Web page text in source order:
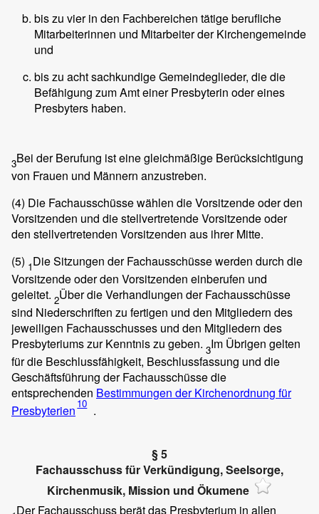
bis zu vier in den Fachbereichen tätige berufliche
Mitarbeiterinnen und Mitarbeiter der Kirchengemeinde
und
bis zu acht sachkundige Gemeindeglieder, die die
Befähigung zum Amt einer Presbyterin oder eines
Presbyters haben.
3Bei der Berufung ist eine gleichmäßige Berücksichtigung
von Frauen und Männern anzustreben.
(4) Die Fachausschüsse wählen die Vorsitzende oder den
Vorsitzenden und die stellvertretende Vorsitzende oder
den stellvertretenden Vorsitzenden aus ihrer Mitte.
(5) 1Die Sitzungen der Fachausschüsse werden durch die
Vorsitzende oder den Vorsitzenden einberufen und
geleitet. 2Über die Verhandlungen der Fachausschüsse
sind Niederschriften zu fertigen und den Mitgliedern des
jeweiligen Fachausschusses und den Mitgliedern des
Presbyteriums zur Kenntnis zu geben. 3Im Übrigen gelten
für die Beschlussfähigkeit, Beschlussfassung und die
Geschäftsführung der Fachausschüsse die
entsprechenden Bestimmungen der Kirchenordnung für
Presbyterien 10 .
§ 5
Fachausschuss für Verkündigung, Seelsorge,
Kirchenmusik, Mission und Ökumene
Der Fachausschuss berät das Presbyterium in allen